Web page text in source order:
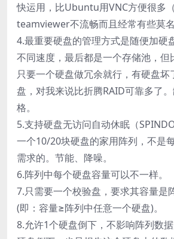
快运用，比Ubuntu用VNC方便很多
teamviewer不流畅而且经常有些莫名
4.最重要硬盘的管理方式是随便加硬
不同速度，最后都是一个存储池，
只要一个硬盘做冗余就行，有硬盘坏
盘，对我来说比折腾RAID可靠多了
格。
5.支持硬盘无访问自动休眠（
一个10/20块硬盘的家用阵列，不是
需求的。节能、降噪。
6.阵列中每个硬盘容量可以不一样。
7.只需要一个校验盘，要求其容量是
(即：容量≥阵列中任意一个硬盘)。
8.允许1个硬盘倒下，不影响阵列数